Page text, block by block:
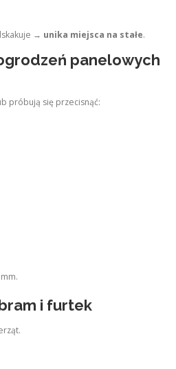
→ unika miejsca na stałe.
panelowych
próbują się przecisnąć:
i furtek